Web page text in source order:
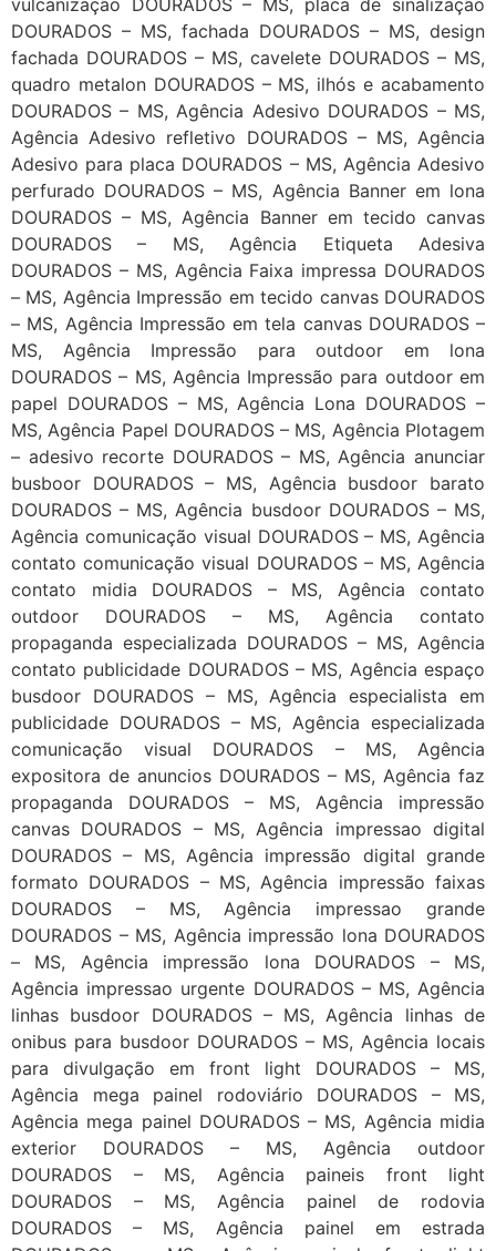
DOURADOS – MS, fachada DOURADOS – MS, design
fachada DOURADOS – MS, cavelete DOURADOS – MS,
quadro metalon DOURADOS – MS, ilhós e acabamento
DOURADOS – MS, Agência Adesivo DOURADOS – MS,
Agência Adesivo refletivo DOURADOS – MS, Agência
Adesivo para placa DOURADOS – MS, Agência Adesivo
perfurado DOURADOS – MS, Agência Banner em lona
DOURADOS – MS, Agência Banner em tecido canvas
DOURADOS – MS, Agência Etiqueta Adesiva
DOURADOS – MS, Agência Faixa impressa DOURADOS
– MS, Agência Impressão em tecido canvas DOURADOS
– MS, Agência Impressão em tela canvas DOURADOS –
MS, Agência Impressão para outdoor em lona
DOURADOS – MS, Agência Impressão para outdoor em
papel DOURADOS – MS, Agência Lona DOURADOS –
MS, Agência Papel DOURADOS – MS, Agência Plotagem
– adesivo recorte DOURADOS – MS, Agência anunciar
busboor DOURADOS – MS, Agência busdoor barato
DOURADOS – MS, Agência busdoor DOURADOS – MS,
Agência comunicação visual DOURADOS – MS, Agência
contato comunicação visual DOURADOS – MS, Agência
contato midia DOURADOS – MS, Agência contato
outdoor DOURADOS – MS, Agência contato
propaganda especializada DOURADOS – MS, Agência
contato publicidade DOURADOS – MS, Agência espaço
busdoor DOURADOS – MS, Agência especialista em
publicidade DOURADOS – MS, Agência especializada
comunicação visual DOURADOS – MS, Agência
expositora de anuncios DOURADOS – MS, Agência faz
propaganda DOURADOS – MS, Agência impressão
canvas DOURADOS – MS, Agência impressao digital
DOURADOS – MS, Agência impressão digital grande
formato DOURADOS – MS, Agência impressão faixas
DOURADOS – MS, Agência impressao grande
DOURADOS – MS, Agência impressão lona DOURADOS
– MS, Agência impressão lona DOURADOS – MS,
Agência impressao urgente DOURADOS – MS, Agência
linhas busdoor DOURADOS – MS, Agência linhas de
onibus para busdoor DOURADOS – MS, Agência locais
para divulgação em front light DOURADOS – MS,
Agência mega painel rodoviário DOURADOS – MS,
Agência mega painel DOURADOS – MS, Agência midia
exterior DOURADOS – MS, Agência outdoor
DOURADOS – MS, Agência paineis front light
DOURADOS – MS, Agência painel de rodovia
DOURADOS – MS, Agência painel em estrada